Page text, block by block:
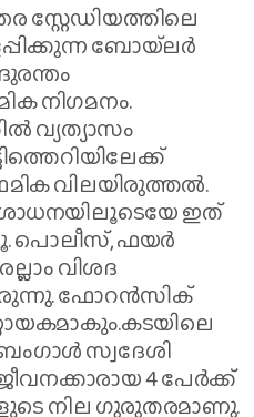
സ്റ്റേഡിയത്തിലെ
ബോയ്‌ലര്‍
നിഗമനം.
വ്യത്യാസം
വിലയിരുത്തല്‍.
ഇത്
പൊലീസ്, ഫയര്‍
വിശദ
ഫോറന്‍സിക്
സ്വദേശി
4 പേര്‍ക്ക്
നില ഗുരുതരമാണു.